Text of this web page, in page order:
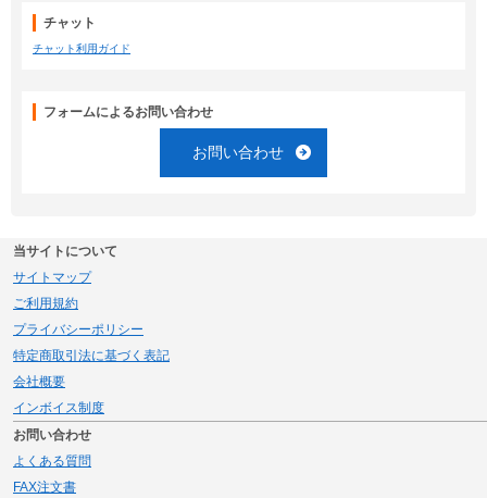
チャット
チャット利用ガイド
フォームによるお問い合わせ
お問い合わせ
当サイトについて
サイトマップ
ご利用規約
プライバシーポリシー
特定商取引法に基づく表記
会社概要
インボイス制度
お問い合わせ
よくある質問
FAX注文書